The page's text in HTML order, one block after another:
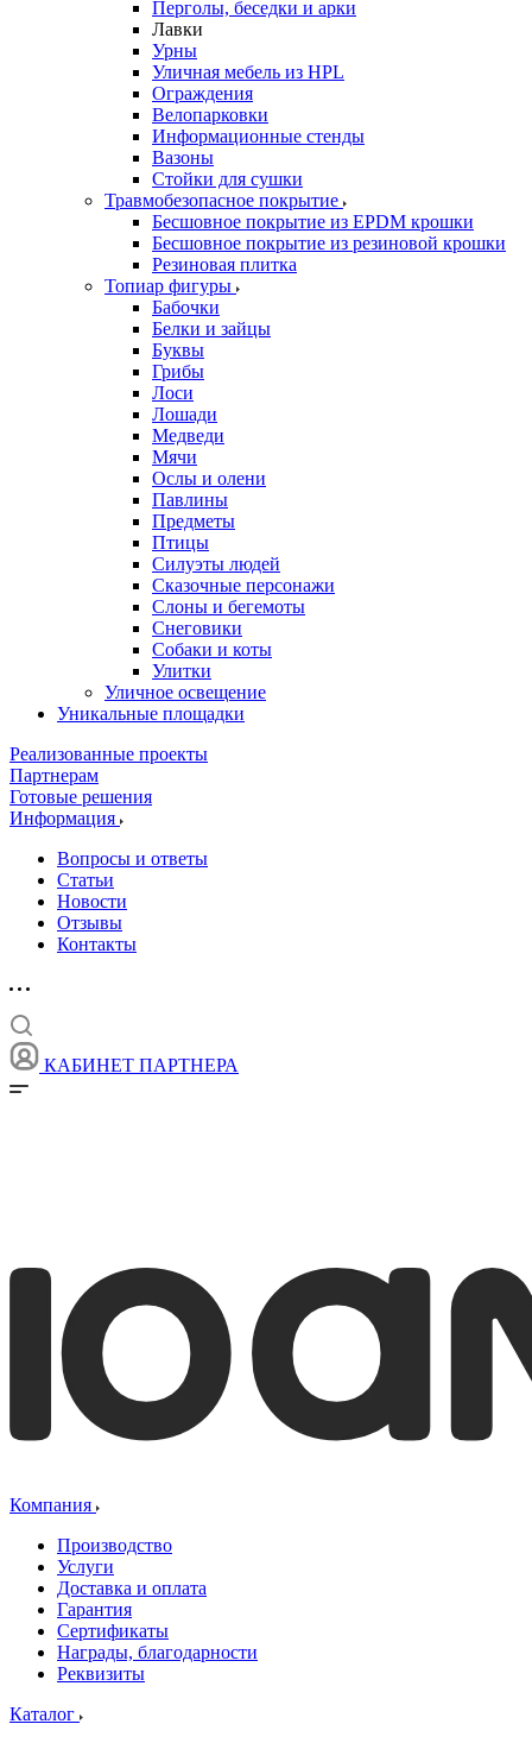
Перголы, беседки и арки
Лавки
Урны
Уличная мебель из HPL
Ограждения
Велопарковки
Информационные стенды
Вазоны
Стойки для сушки
Травмобезопасное покрытие
Бесшовное покрытие из EPDM крошки
Бесшовное покрытие из резиновой крошки
Резиновая плитка
Топиар фигуры
Бабочки
Белки и зайцы
Буквы
Грибы
Лоси
Лошади
Медведи
Мячи
Ослы и олени
Павлины
Предметы
Птицы
Силуэты людей
Сказочные персонажи
Слоны и бегемоты
Снеговики
Собаки и коты
Улитки
Уличное освещение
Уникальные площадки
Реализованные проекты
Партнерам
Готовые решения
Информация
Вопросы и ответы
Статьи
Новости
Отзывы
Контакты
КАБИНЕТ ПАРТНЕРА
Компания
Производство
Услуги
Доставка и оплата
Гарантия
Сертификаты
Награды, благодарности
Реквизиты
Каталог